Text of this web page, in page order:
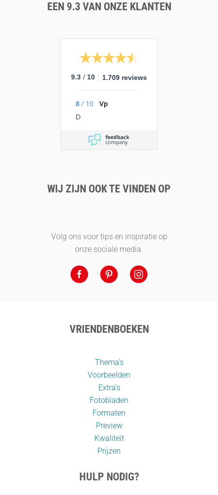
EEN 9.3 VAN ONZE KLANTEN
9.3 / 10 1.709 reviews
8 / 10
Vp
D
WIJ ZIJN OOK TE VINDEN OP
Volg ons voor tips en inspiratie op
onze sociale media.
VRIENDENBOEKEN
Thema’s
Voorbeelden
Extra's
Fotobladen
Formaten
Preview
Kwaliteit
Prijzen
HULP NODIG?